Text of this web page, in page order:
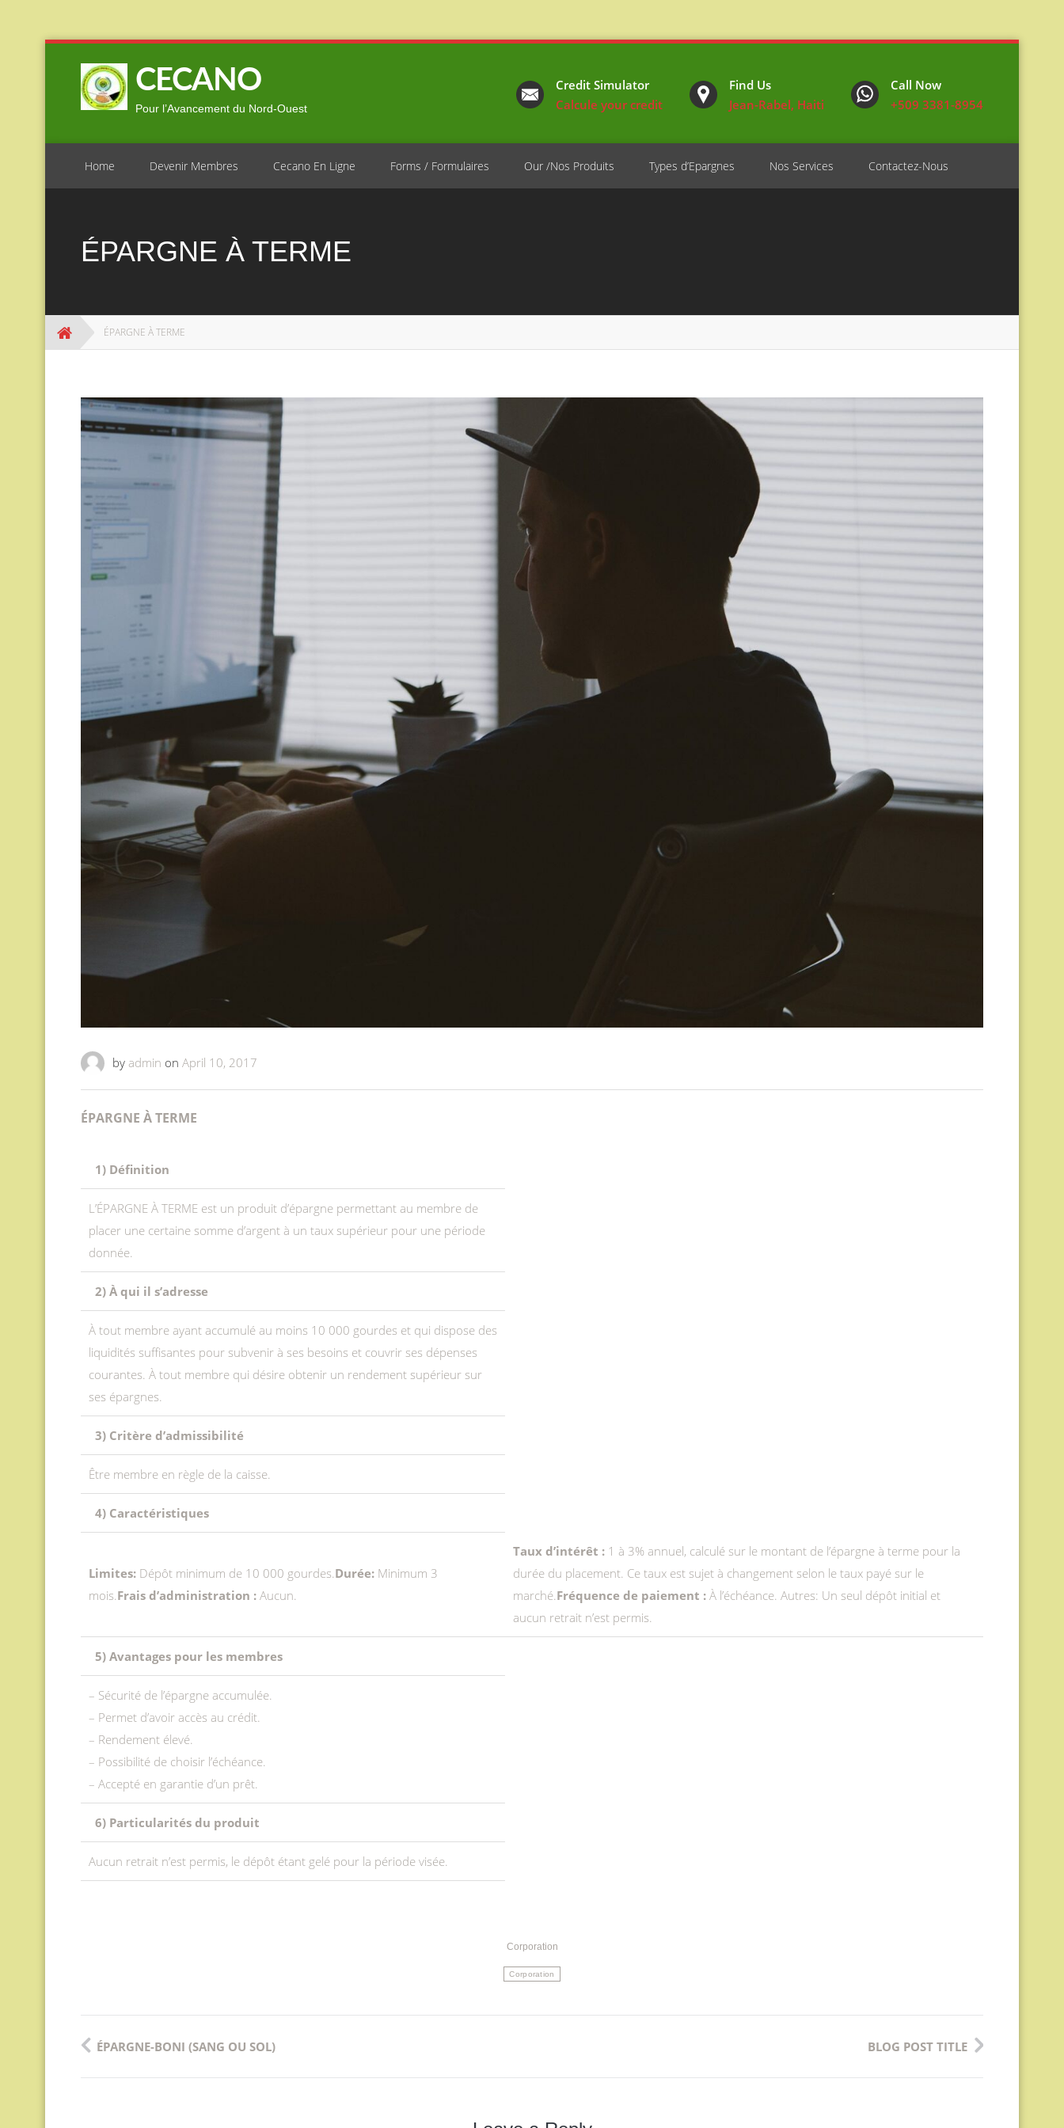
content
CECANO
Pour l’Avancement du Nord-Ouest
Credit Simulator
Calcule your credit
Find Us
Jean-Rabel, Haiti
Call Now
+509 3381-8954
Home Devenir Membres Cecano En Ligne Forms / Formulaires Our /Nos Produits Types d’Epargnes Nos Services Contactez-Nous
ÉPARGNE À TERME
ÉPARGNE À TERME
by admin on April 10, 2017
ÉPARGNE À TERME
1) Définition
L’ÉPARGNE À TERME est un produit d’épargne permettant au membre de
placer une certaine somme d’argent à un taux supérieur pour une période
donnée.
2) À qui il s’adresse
À tout membre ayant accumulé au moins 10 000 gourdes et qui dispose des
liquidités suffisantes pour subvenir à ses besoins et couvrir ses dépenses
courantes. À tout membre qui désire obtenir un rendement supérieur sur
ses épargnes.
3) Critère d’admissibilité
Être membre en règle de la caisse.
4) Caractéristiques
Limites: Dépôt minimum de 10 000 gourdes.Durée: Minimum 3
mois.Frais d’administration : Aucun.
Taux d’intérêt : 1 à 3% annuel, calculé sur le montant de l’épargne à terme pour la
durée du placement. Ce taux est sujet à changement selon le taux payé sur le
marché.Fréquence de paiement : À l’échéance. Autres: Un seul dépôt initial et
aucun retrait n’est permis.
5) Avantages pour les membres
– Sécurité de l’épargne accumulée.
– Permet d’avoir accès au crédit.
– Rendement élevé.
– Possibilité de choisir l’échéance.
– Accepté en garantie d’un prêt.
6) Particularités du produit
Aucun retrait n’est permis, le dépôt étant gelé pour la période visée.
Corporation
Corporation
Post
navigation
ÉPARGNE-BONI (SANG OU SOL) BLOG POST TITLE